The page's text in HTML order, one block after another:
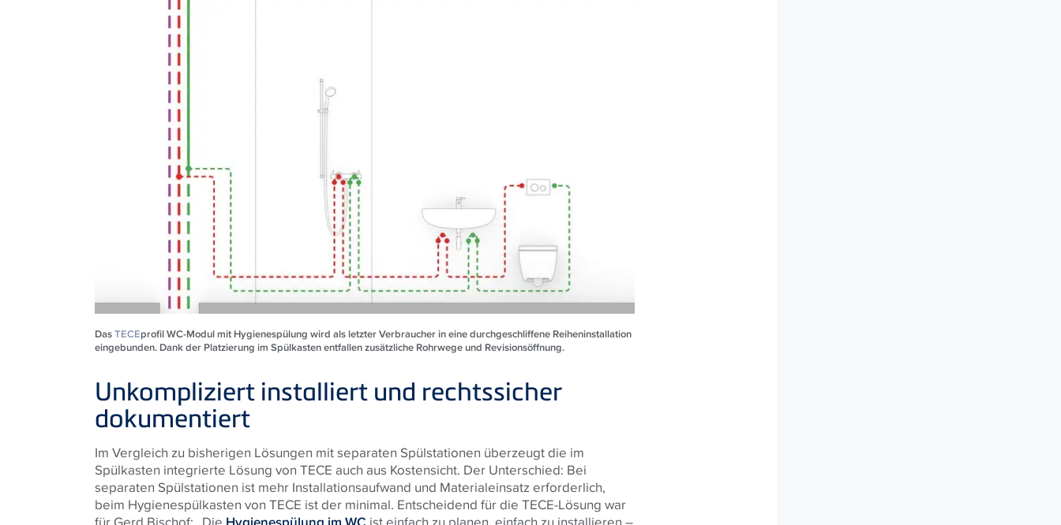
DasTECEprofil WC-Modul mit Hygienespülung wird als letzter Verbraucher in eine durchgeschliffene Reiheninstallation
eingebunden. Dank der Platzierung im Spülkasten entfallen zusätzliche Rohrwege und Revisionsöffnung.
Unkompliziert installiert und rechtssicher
dokumentiert
Im Vergleich zu bisherigen Lösungen mit separaten Spülstationen überzeugt die im
Spülkasten integrierte Lösung von TECE auch aus Kostensicht. Der Unterschied: Bei
separaten Spülstationen ist mehr Installationsaufwand und Materialeinsatz erforderlich,
beim Hygienespülkasten von TECE ist der minimal. Entscheidend für die TECE-Lösung war